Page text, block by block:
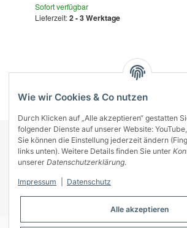
Sofort verfügbar
Lieferzeit:2 - 3 Werktage
KONTAKT
INFORMATIONEN
ZAHLUNGSARTEN
Wie wir Cookies & Co nutzen
Durch Klicken auf „Alle akzeptieren“ gestatten
folgender Dienste auf unserer Website:
Sie können die Einstellung jederzeit ändern
links unten). Weitere Details finden Sie unter
unserer Datenschutzerklärung.
Impressum Datenschutz
Alle akzeptieren